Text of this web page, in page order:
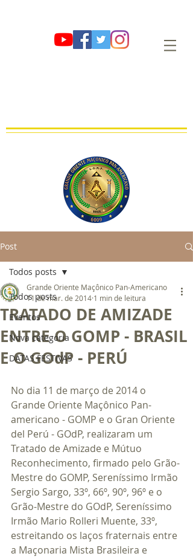
Post
Todos posts
Eventos
Nova categoria
DATAS FESTIVAS
Todos posts
TRATADO DE AMIZADE
ENTRE O GOMP - BRASIL
E O GOdP - PERÚ
Grande Oriente Maçônico Pan-Americano
11 de mar. de 2014 1 min de leitura
No dia 11 de março de 2014 o
Grande Oriente Maçônico Pan-
americano - GOMP e o Gran Oriente
del Perú - GOdP, realizaram um
Tratado de Amizade e Mútuo
Reconhecimento, firmado pelo Grão-
Mestre do GOMP, Sereníssimo Irmão
Sergio Sargo, 33º, 66º, 90º, 96º e o
Grão-Mestre do GOdP, Sereníssimo
Irmão Mario Rolleri Muente, 33º,
estreitando os laços fraternais entre
a Maçonaria Mista Brasileira e